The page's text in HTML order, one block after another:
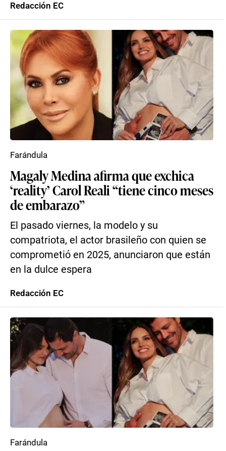
Redacción EC
Magaly Medina afirma que exchica
‘reality’ Carol Reali “tiene cinco meses
de embarazo”
El pasado viernes, la modelo y su
compatriota, el actor brasileño con quien se
comprometió en 2025, anunciaron que están
en la dulce espera
Farándula
Redacción EC
Farándula